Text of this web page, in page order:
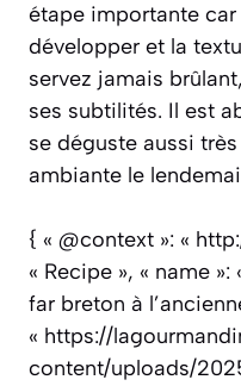
étape importante
développer et la
servez jamais
ses subtilités. Il est
se déguste aussi
ambiante le
{ « @context »: «
« Recipe », « name
far breton à
« https://
content/uploads/